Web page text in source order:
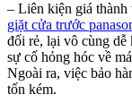
– Liên kiện giá thành
giặt cửa trước
đối rẻ, lại vô cùng dễ
sự cố hỏng hóc về
Ngoài ra, việc bảo
tốn kém.